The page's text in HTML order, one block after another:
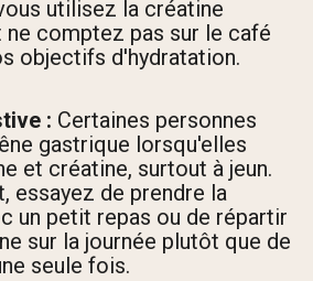
utilisez la créatine
comptez pas sur le café
objectifs d'hydratation.
: Certaines personnes
gastrique lorsqu'elles
et créatine, surtout à jeun.
essayez de prendre la
un petit repas ou de répartir
sur la journée plutôt que de
seule fois.